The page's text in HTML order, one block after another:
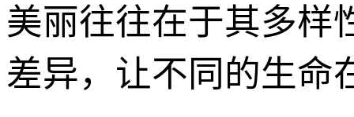
美丽往往在于其多样
差异，让不同的生命